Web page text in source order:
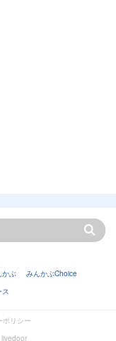
かぶ
みんかぶChoice
ス
ポリシー
livedoor